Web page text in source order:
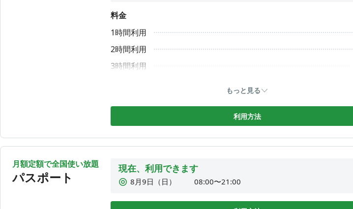
8月12日（水）
08:00〜21:00
8月13日（木）
08:00〜21:00
8月14日（金）
料金
1時間利用
2時間利用
3時間利用
もっと見る
利用方法
月額定額で全国使い放題
パスポート
現在、利用できます
8月9日（日）
08:00〜21:00